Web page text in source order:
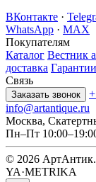
ВКонтакте ·
WhatsApp · MAX
Покупателям
Каталог Вестник
доставка Гарантии
Связь
Заказать звонок
info@artantique.ru
Москва,
Пн–Пт
© 2026
YA·METRIKA